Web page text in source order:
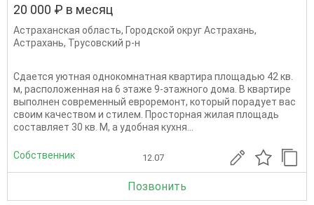
20 000 ₽ в месяц
Астраханская область, Городской округ Астрахань,
Астрахань, Трусовский р-н
Сдается уютная однокомнатная квартира площадью 42 кв.
м, расположенная на 6 этаже 9-этажного дома. В квартире
выполнен современный евроремонт, который порадует вас
своим качеством и стилем. Просторная жилая площадь
составляет 30 кв. М, а удобная кухня...
Собственник 12.07
Позвонить